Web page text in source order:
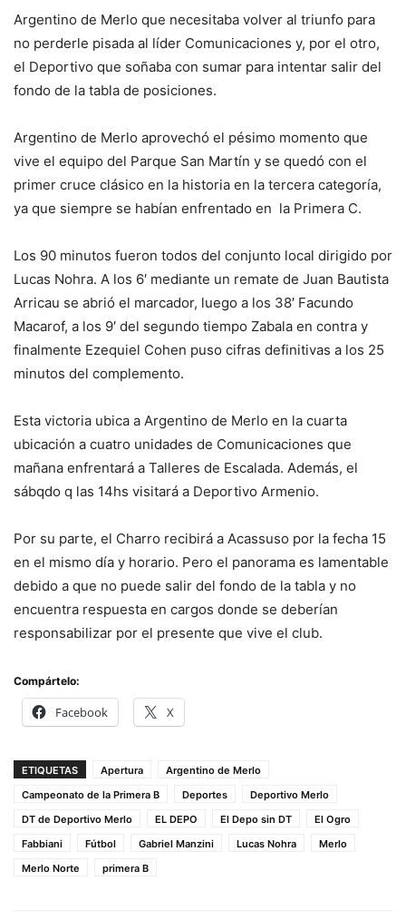
Argentino de Merlo que necesitaba volver al triunfo para
no perderle pisada al líder Comunicaciones y, por el otro,
el Deportivo que soñaba con sumar para intentar salir del
fondo de la tabla de posiciones.
Argentino de Merlo aprovechó el pésimo momento que
vive el equipo del Parque San Martín y se quedó con el
primer cruce clásico en la historia en la tercera categoría,
ya que siempre se habían enfrentado en la Primera C.
Los 90 minutos fueron todos del conjunto local dirigido por
Lucas Nohra. A los 6′ mediante un remate de Juan Bautista
Arricau se abrió el marcador, luego a los 38′ Facundo
Macarof, a los 9′ del segundo tiempo Zabala en contra y
finalmente Ezequiel Cohen puso cifras definitivas a los 25
minutos del complemento.
Esta victoria ubica a Argentino de Merlo en la cuarta
ubicación a cuatro unidades de Comunicaciones que
mañana enfrentará a Talleres de Escalada. Además, el
sábqdo q las 14hs visitará a Deportivo Armenio.
Por su parte, el Charro recibirá a Acassuso por la fecha 15
en el mismo día y horario. Pero el panorama es lamentable
debido a que no puede salir del fondo de la tabla y no
encuentra respuesta en cargos donde se deberían
responsabilizar por el presente que vive el club.
Compártelo:
Facebook X
ETIQUETAS Apertura
Argentino de Merlo
Campeonato de la Primera B
Deportes
Deportivo Merlo
DT de Deportivo Merlo
EL DEPO El Depo sin DT
El Ogro
Fabbiani
Fútbol Gabriel Manzini Lucas Nohra
Merlo
Merlo Norte
primera B